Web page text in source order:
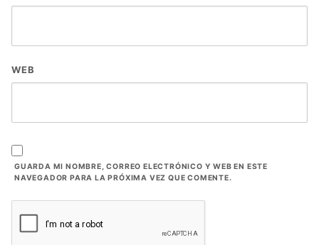
WEB
GUARDA MI NOMBRE, CORREO ELECTRÓNICO Y WEB EN ESTE
NAVEGADOR PARA LA PRÓXIMA VEZ QUE COMENTE.